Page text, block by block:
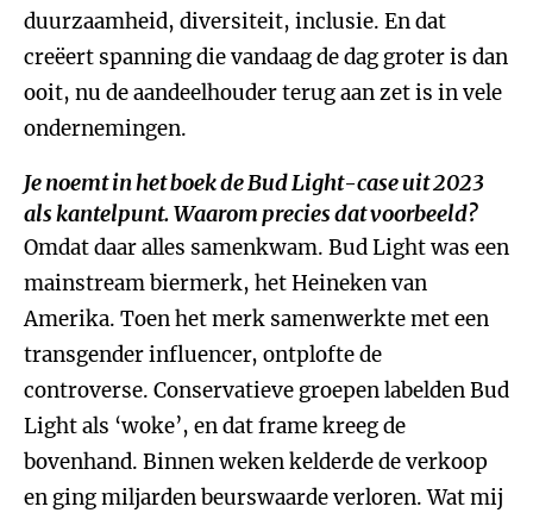
duurzaamheid, diversiteit, inclusie. En dat
creëert spanning die vandaag de dag groter is dan
ooit, nu de aandeelhouder terug aan zet is in vele
ondernemingen.
Je noemt in het boek de Bud Light-case uit 2023
als kantelpunt. Waarom precies dat voorbeeld?
Omdat daar alles samenkwam. Bud Light was een
mainstream biermerk, het Heineken van
Amerika. Toen het merk samenwerkte met een
transgender influencer, ontplofte de
controverse. Conservatieve groepen labelden Bud
Light als ‘woke’, en dat frame kreeg de
bovenhand. Binnen weken kelderde de verkoop
en ging miljarden beurswaarde verloren. Wat mij